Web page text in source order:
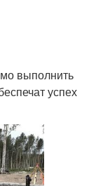
выполнить
успех